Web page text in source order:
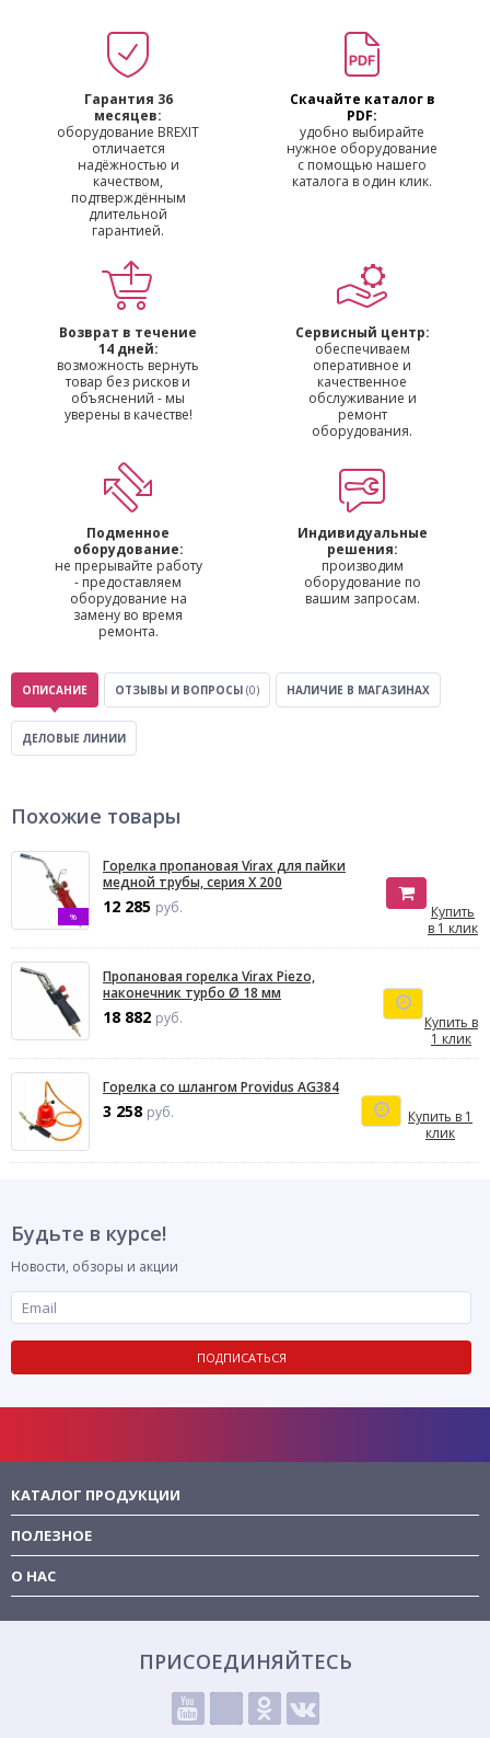
Гарантия 36
месяцев:
оборудование BREXIT
отличается
надёжностью и
качеством,
подтверждённым
длительной
гарантией.
Скачайте каталог в
PDF:
удобно выбирайте
нужное оборудование
с помощью нашего
каталога в один клик.
Возврат в течение
14 дней:
возможность вернуть
товар без рисков и
объяснений - мы
уверены в качестве!
Сервисный центр:
обеспечиваем
оперативное и
качественное
обслуживание и
ремонт
оборудования.
Подменное
оборудование:
не прерывайте работу
- предоставляем
оборудование на
замену во время
ремонта.
Индивидуальные
решения:
производим
оборудование по
вашим запросам.
ОПИСАНИЕ ОТЗЫВЫ И ВОПРОСЫ (0) НАЛИЧИЕ В МАГАЗИНАХ
ДЕЛОВЫЕ ЛИНИИ
Похожие товары
%
Горелка пропановая Virax для пайки
медной трубы, серия X 200
12 285 руб.
Купить
в 1 клик
Пропановая горелка Virax Piezo,
наконечник турбо Ø 18 мм
18 882 руб.
Купить в
1 клик
Горелка со шлангом Providus AG384
3 258 руб.
Купить в 1
клик
Будьте в курсе!
Новости, обзоры и акции
ПОДПИСАТЬСЯ
КАТАЛОГ ПРОДУКЦИИ
ПОЛЕЗНОЕ
О НАС
ПРИСОЕДИНЯЙТЕСЬ